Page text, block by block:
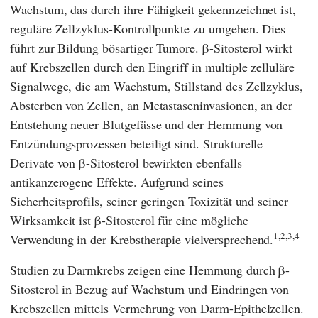
Wachstum, das durch ihre Fähigkeit gekennzeichnet ist,
reguläre Zellzyklus-Kontrollpunkte zu umgehen. Dies
führt zur Bildung bösartiger Tumore. β-Sitosterol wirkt
auf Krebszellen durch den Eingriff in multiple zelluläre
Signalwege, die am Wachstum, Stillstand des Zellzyklus,
Absterben von Zellen, an Metastaseninvasionen, an der
Entstehung neuer Blutgefässe und der Hemmung von
Entzündungsprozessen beteiligt sind. Strukturelle
Derivate von β-Sitosterol bewirkten ebenfalls
antikanzerogene Effekte. Aufgrund seines
Sicherheitsprofils, seiner geringen Toxizität und seiner
Wirksamkeit ist β-Sitosterol für eine mögliche
Verwendung in der Krebstherapie vielversprechend.1,2,3,4
Studien zu Darmkrebs zeigen eine Hemmung durch β-
Sitosterol in Bezug auf Wachstum und Eindringen von
Krebszellen mittels Vermehrung von Darm-Epithelzellen.